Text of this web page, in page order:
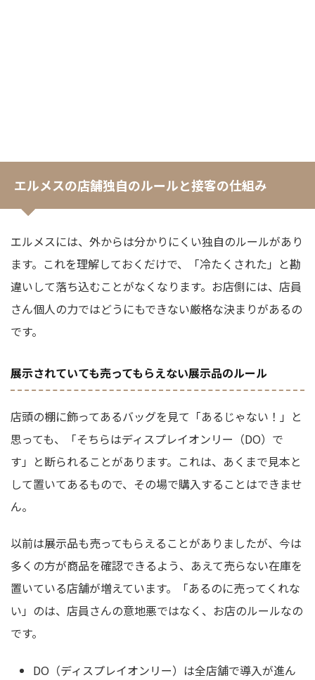
エルメスの店舗独自のルールと接客の仕組み
エルメスには、外からは分かりにくい独自のルールがあり
ます。これを理解しておくだけで、「冷たくされた」と勘
違いして落ち込むことがなくなります。お店側には、店員
さん個人の力ではどうにもできない厳格な決まりがあるの
です。
展示されていても売ってもらえない展示品のルール
店頭の棚に飾ってあるバッグを見て「あるじゃない！」と
思っても、「そちらはディスプレイオンリー（DO）で
す」と断られることがあります。これは、あくまで見本と
して置いてあるもので、その場で購入することはできませ
ん。
以前は展示品も売ってもらえることがありましたが、今は
多くの方が商品を確認できるよう、あえて売らない在庫を
置いている店舗が増えています。「あるのに売ってくれな
い」のは、店員さんの意地悪ではなく、お店のルールなの
です。
DO（ディスプレイオンリー）は全店舗で導入が進ん